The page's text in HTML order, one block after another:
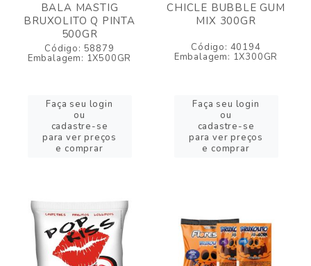
BALA MASTIG
BRUXOLITO Q PINTA
500GR
Código: 58879
Embalagem: 1X500GR
Faça seu login
ou
cadastre-se
para ver preços
e comprar
CHICLE BUBBLE GUM
MIX 300GR
Código: 40194
Embalagem: 1X300GR
Faça seu login
ou
cadastre-se
para ver preços
e comprar